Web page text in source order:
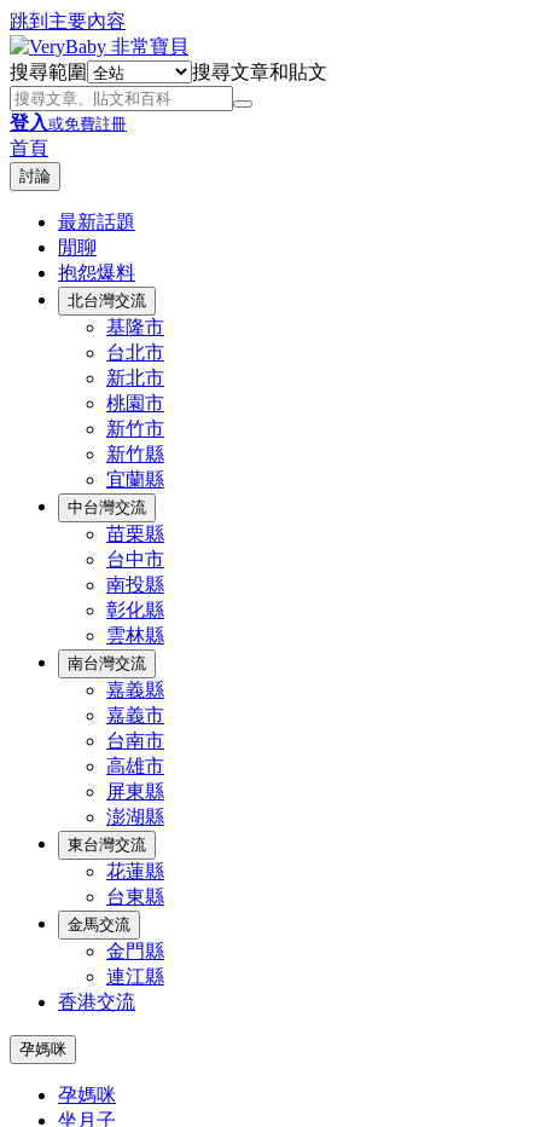
跳到主要內容
搜尋範圍 搜尋文章和貼文
登入或免費註冊
首頁
討論
最新話題
閒聊
抱怨爆料
北台灣交流
基隆市
台北市
新北市
桃園市
新竹市
新竹縣
宜蘭縣
中台灣交流
苗栗縣
台中市
南投縣
彰化縣
雲林縣
南台灣交流
嘉義縣
嘉義市
台南市
高雄市
屏東縣
澎湖縣
東台灣交流
花蓮縣
台東縣
金馬交流
金門縣
連江縣
香港交流
孕媽咪
孕媽咪
坐月子